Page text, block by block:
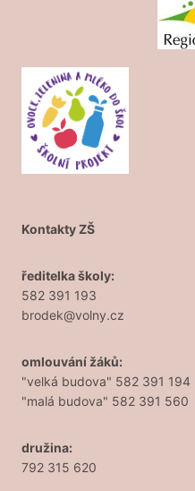
Kontakty ZŠ
ředitelka školy:
582 391 193
brodek@volny.cz
omlouvání žáků:
"velká budova" 582 391 194
"malá budova" 582 391 560
družina:
792 315 620